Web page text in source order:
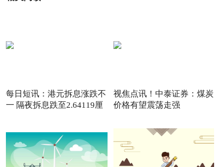
每日短讯：港元拆息涨跌不
一 隔夜拆息跌至2.64119厘
视焦点讯！中泰证券：煤炭
价格有望震荡走强